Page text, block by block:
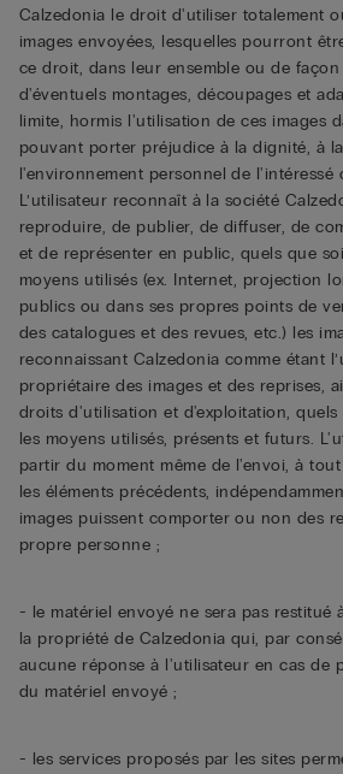
Calzedonia le droit d'utiliser totalement
images envoyées, lesquelles pourront
ce droit, dans leur ensemble ou de
d'éventuels montages, découpages et
limite, hormis l'utilisation de ces images
pouvant porter préjudice à la dignité, à
l'environnement personnel de l'intéressé
L’utilisateur reconnaît à la société
reproduire, de publier, de diffuser, de
et de représenter en public, quels que
moyens utilisés (ex. Internet, projection
publics ou dans ses propres points de
des catalogues et des revues, etc.) les
reconnaissant Calzedonia comme étant
propriétaire des images et des reprises,
droits d'utilisation et d'exploitation,
les moyens utilisés, présents et futurs.
partir du moment même de l'envoi, à
les éléments précédents,
images puissent comporter ou non des
propre personne ;
- le matériel envoyé ne sera pas restitué
la propriété de Calzedonia qui, par
aucune réponse à l'utilisateur en cas de
du matériel envoyé ;
- les services proposés par les sites